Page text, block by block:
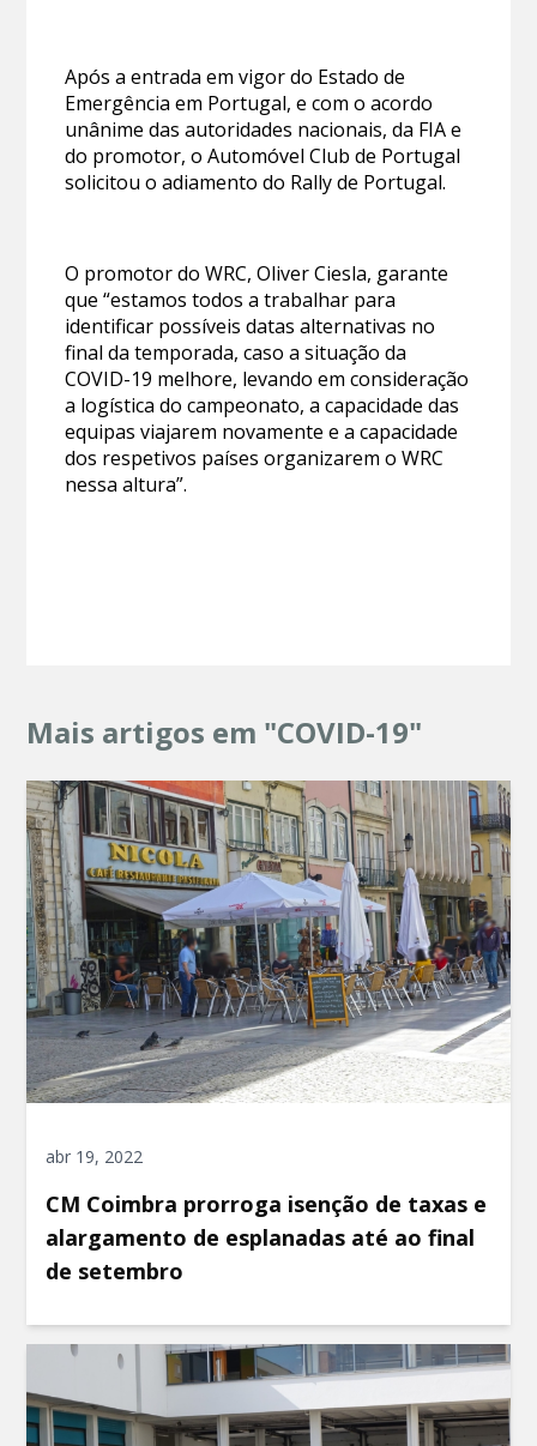
Após a entrada em vigor do Estado de
Emergência em Portugal, e com o acordo
unânime das autoridades nacionais, da FIA e
do promotor, o Automóvel Club de Portugal
solicitou o adiamento do Rally de Portugal.
O promotor do WRC, Oliver Ciesla, garante
que “estamos todos a trabalhar para
identificar possíveis datas alternativas no
final da temporada, caso a situação da
COVID-19 melhore, levando em consideração
a logística do campeonato, a capacidade das
equipas viajarem novamente e a capacidade
dos respetivos países organizarem o WRC
nessa altura”.
Mais artigos em "COVID-19"
abr 19, 2022
CM Coimbra prorroga isenção de taxas e
alargamento de esplanadas até ao final
de setembro